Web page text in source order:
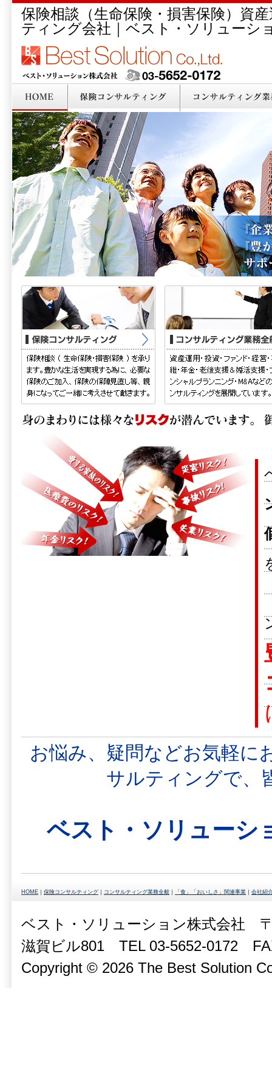
保険相談（生命保険・損害保険）資
ティング会社｜ベスト・ソリューシ
お悩み、疑問などお気軽に
サルティングで、
ベスト・ソリュー
HOME ｜ 保険コンサルティング ｜ コンサルティング業務全般 ｜ 「食」「おいしさ」関連事業 ｜ 会社紹
ベスト・ソリューション株式会社
滋賀ビル801 TEL 03-5652-0172
Copyright © 2026 The Best Solution